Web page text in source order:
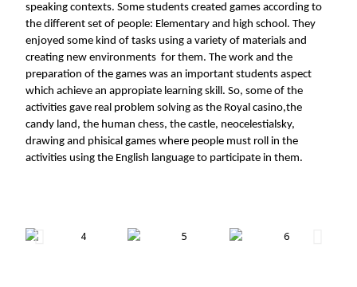
speaking contexts. Some students created games according to
the different set of people: Elementary and high school. They
enjoyed some kind of tasks using a variety of materials and
creating new environments  for them. The work and the
preparation of the games was an important students aspect
which achieve an appropiate learning skill. So, some of the
activities gave real problem solving as the Royal casino,the
candy land, the human chess, the castle, neocelestialsky,
drawing and phisical games where people must roll in the
activities using the English language to participate in them.